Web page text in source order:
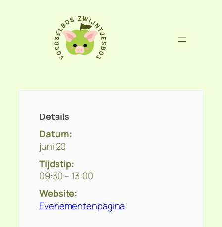
Details
Datum:
juni 20
Tijdstip:
09:30 – 13:00
Website:
Evenementenpagina